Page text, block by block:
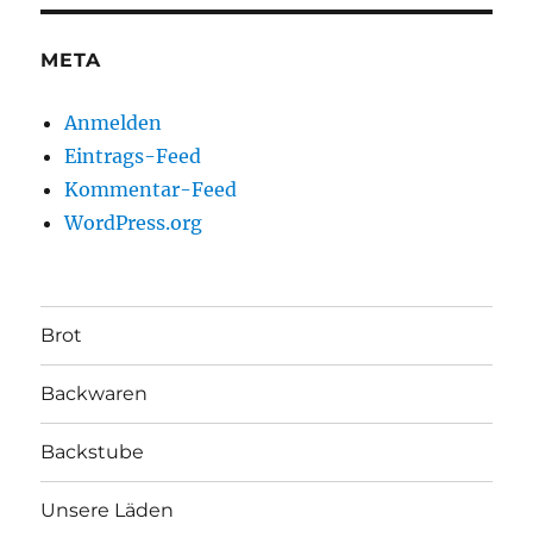
META
Anmelden
Eintrags-Feed
Kommentar-Feed
WordPress.org
Brot
Backwaren
Backstube
Unsere Läden